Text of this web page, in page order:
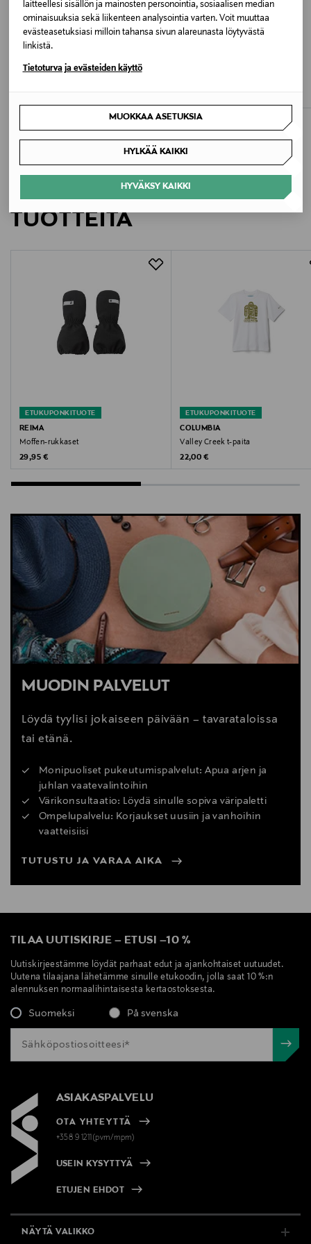
laitteellesi sisällön ja mainosten personointia, sosiaalisen median
ominaisuuksia sekä liikenteen analysointia varten. Voit muuttaa
evästeasetuksiasi milloin tahansa sivun alareunasta löytyvästä
linkistä.
Tietoturva ja evästeiden käyttö
MUOKKAA ASETUKSIA
HYLKÄÄ KAIKKI
HYVÄKSY KAIKKI
Valmistusmaa
Bangladesh
Valmistajan tuotenumero
Lindex Group Oyj/Lindex Division
Valmistajan osoite
Korkeavuorenkatu 28, 00130 Helsinki, Finland
Avainsanat
Lindex, uimahousut, bikinin alaosa, lasten uima-asu,
röyhelöuimahousut, merenneitouimahousut, uima-
MOLO
LISÄÄ KIINNOSTAVIA
TUOTTEITA
ETUKUPONKITUOTE
REIMA
Moffen-rukkaset
Original Price
29,95 €
ETUKUPONKITUOTE
COLUMBIA
Valley Creek t-paita
Original Price
22,00 €
MUODIN PALVELUT
Löydä tyylisi jokaiseen päivään – tavarataloissa
tai etänä.
Monipuoliset pukeutumispalvelut: Apua arjen ja
juhlan vaatevalintoihin
Värikonsultaatio: Löydä sinulle sopiva väripaletti
Ompelupalvelu: Korjaukset uusiin ja vanhoihin
vaatteisiisi
TUTUSTU JA VARAA AIKA
TILAA UUTISKIRJE – ETUSI –10 %
Uutiskirjeestämme löydät parhaat edut ja ajankohtaiset uutuudet.
Uutena tilaajana lähetämme sinulle etukoodin, jolla saat 10 %:n
alennuksen normaalihintaisesta kertaostoksesta.
Suomeksi På svenska
ASIAKASPALVELU
OTA YHTEYTTÄ
+358 9 1211(pvm/mpm)
USEIN KYSYTTYÄ
ETUJEN EHDOT
NÄYTÄ VALIKKO